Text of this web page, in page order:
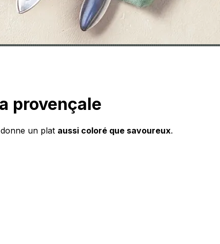
provençale
un plat aussi coloré que savoureux.